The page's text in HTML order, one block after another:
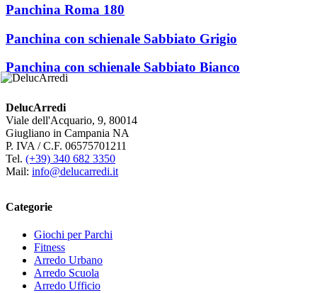
Panchina Roma 180
Panchina con schienale Sabbiato Grigio
Panchina con schienale Sabbiato Bianco
DelucArredi
Viale dell'Acquario, 9, 80014
Giugliano in Campania NA
P. IVA / C.F. 06575701211
Tel. (+39) 340 682 3350
Mail: info@delucarredi.it
Categorie
Giochi per Parchi
Fitness
Arredo Urbano
Arredo Scuola
Arredo Ufficio